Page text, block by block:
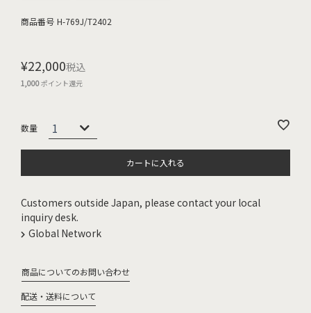
商品番号 H-769J/T2402
¥22,000税込
1,000ポイント還元
カートに入れる
Customers outside Japan, please contact your local
inquiry desk.
Global Network
商品についてのお問い合わせ
配送・送料について